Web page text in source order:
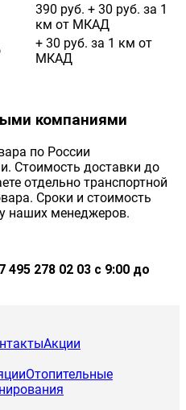
390 руб. + 30 руб. за 1
км от МКАД
+ 30 руб. за 1 км от
МКАД
компаниями
по России
Стоимость доставки до
отдельно транспортной
Сроки и стоимость
наших менеджеров.
495 278 02 03 с 9:00 до
Акции
Отопительные